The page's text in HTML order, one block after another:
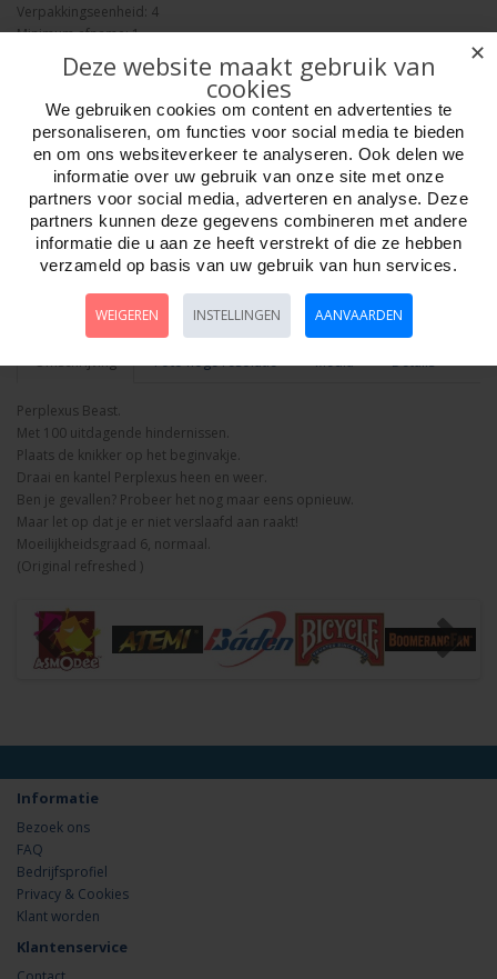
Verpakkingseenheid: 4
Minimum afname: 1
Perplexus
Aantal
Bestellen
Omschrijving Foto hoge resolutie Media Details
Perplexus Beast.
Met 100 uitdagende hindernissen.
Plaats de knikker op het beginvakje.
Draai en kantel Perplexus heen en weer.
Ben je gevallen? Probeer het nog maar eens opnieuw.
Maar let op dat je er niet verslaafd aan raakt!
Moeilijkheidsgraad 6, normaal.
(Original refreshed )
Informatie
Bezoek ons
FAQ
Bedrijfsprofiel
Privacy & Cookies
Klant worden
Klantenservice
✕
Deze website maakt gebruik van
cookies
We gebruiken cookies om content en advertenties te
personaliseren, om functies voor social media te bieden
en om ons websiteverkeer te analyseren. Ook delen we
informatie over uw gebruik van onze site met onze
partners voor social media, adverteren en analyse. Deze
partners kunnen deze gegevens combineren met andere
informatie die u aan ze heeft verstrekt of die ze hebben
verzameld op basis van uw gebruik van hun services.
WEIGEREN INSTELLINGEN AANVAARDEN